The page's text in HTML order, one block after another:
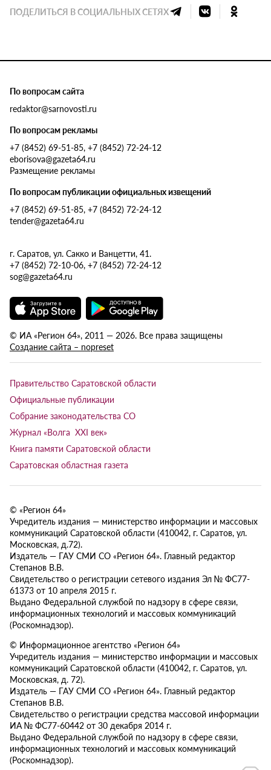
ПОДЕЛИТЬСЯ В СОЦИАЛЬНЫХ СЕТЯХ
По вопросам сайта
redaktor@sarnovosti.ru
По вопросам рекламы
+7 (8452) 69-51-85, +7 (8452) 72-24-12
eborisova@gazeta64.ru
Размещение рекламы
По вопросам публикации официальных извещений
+7 (8452) 69-51-85, +7 (8452) 72-24-12
tender@gazeta64.ru
г. Саратов, ул. Сакко и Ванцетти, 41.
+7 (8452) 72-10-06, +7 (8452) 72-24-12
sog@gazeta64.ru
© ИА «Регион 64», 2011 — 2026. Все права защищены
Создание сайта – nopreset
Правительство Саратовской области
Официальные публикации
Собрание законодательства СО
Журнал «Волга XXI век»
Книга памяти Саратовской области
Саратовская областная газета
© «Регион 64»
Учредитель издания — министерство информации и массовых
коммуникаций Саратовской области (410042, г. Саратов, ул.
Московская, д.72).
Издатель — ГАУ СМИ СО «Регион 64». Главный редактор
Степанов В.В.
Свидетельство о регистрации сетевого издания Эл № ФС77-
61373 от 10 апреля 2015 г.
Выдано Федеральной службой по надзору в сфере связи,
информационных технологий и массовых коммуникаций
(Роскомнадзор).
© Информационное агентство «Регион 64»
Учредитель издания — министерство информации и массовых
коммуникаций Саратовской области (410042, г. Саратов, ул.
Московская, д. 72).
Издатель — ГАУ СМИ СО «Регион 64». Главный редактор
Степанов В.В.
Свидетельство о регистрации средства массовой информации
ИА № ФС77-60442 от 30 декабря 2014 г.
Выдано Федеральной службой по надзору в сфере связи,
информационных технологий и массовых коммуникаций
(Роскомнадзор).